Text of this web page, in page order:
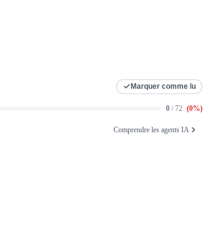
Marquer comme lu
0 / 72 (0%)
Comprendre les agents IA